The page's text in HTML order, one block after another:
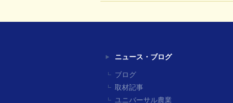
ニュース・ブログ
ブログ
取材記事
ユニバーサル農業